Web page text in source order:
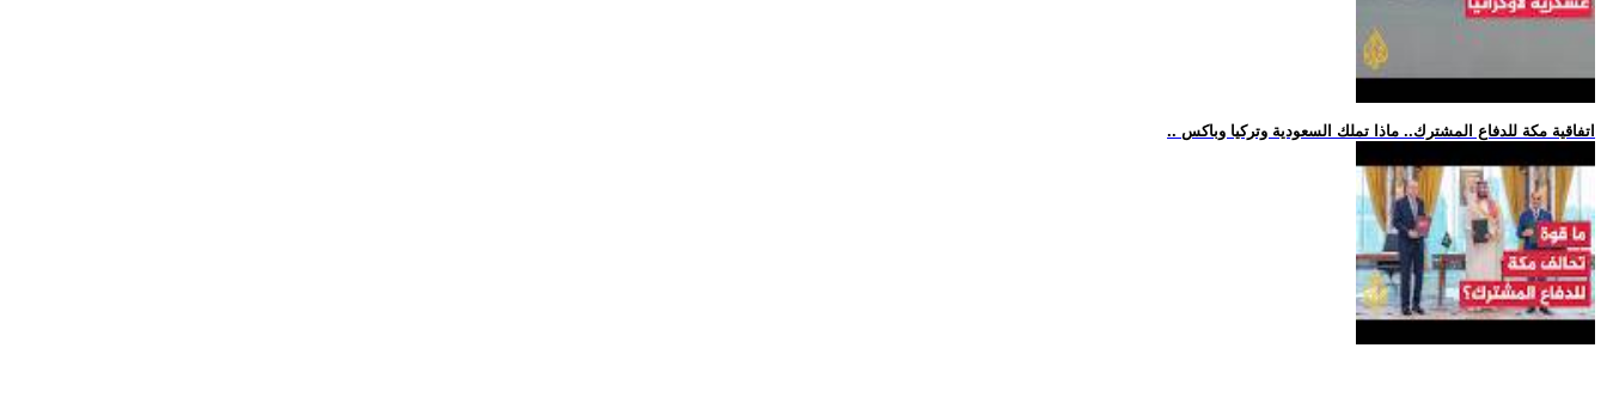
.. اتفاقية مكة للدفاع المشترك.. ماذا تملك السعودية وتركيا وباكس